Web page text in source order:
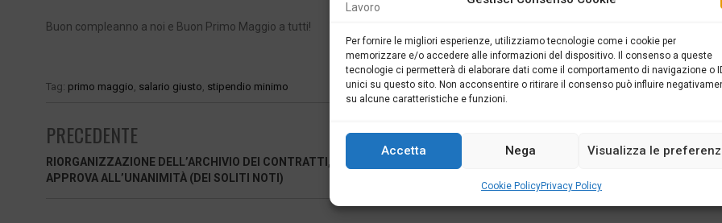
Per fornire le migliori esperienze, utilizziamo tecnologie come i cookie per
memorizzare e/o accedere alle informazioni del dispositivo. Il consenso a queste
tecnologie ci permetterà di elaborare dati come il comportamento di navigazione o
unici su questo sito. Non acconsentire o ritirare il consenso può influire
su alcune caratteristiche e funzioni.
Accetta Nega Visualizza le
Cookie PolicyPrivacy Policy
Buon compleanno a noi e Buon Primo Maggio a tutti!
Tag: primo maggio salario giusto stipendio minimo
PRECEDENTE
RIORGANIZZAZIONE DELL’ARCHIVIO DEI CONTRATTI, IL CNEL
APPROVA ALL’UNANIMITÀ (DEI SOLITI NOTI)